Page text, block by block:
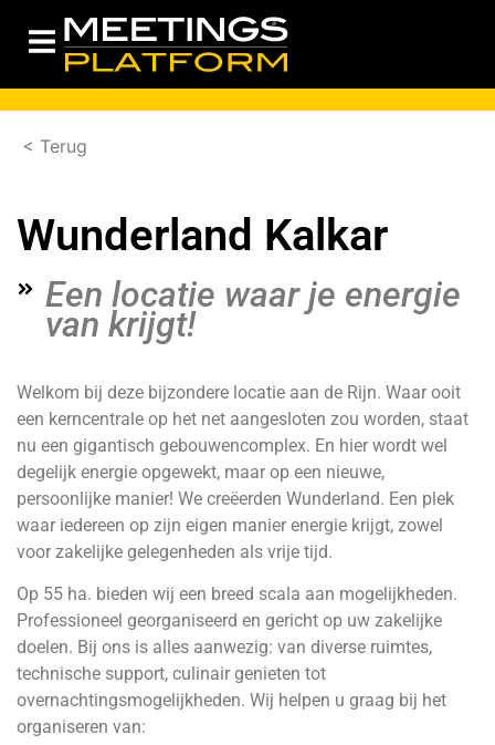
< Terug
Wunderland Kalkar
Een locatie waar je energie
van krijgt!
Welkom bij deze bijzondere locatie aan de Rijn. Waar ooit
een kerncentrale op het net aangesloten zou worden, staat
nu een gigantisch gebouwencomplex. En hier wordt wel
degelijk energie opgewekt, maar op een nieuwe,
persoonlijke manier! We creëerden Wunderland. Een plek
waar iedereen op zijn eigen manier energie krijgt, zowel
voor zakelijke gelegenheden als vrije tijd.
Op 55 ha. bieden wij een breed scala aan mogelijkheden.
Professioneel georganiseerd en gericht op uw zakelijke
doelen. Bij ons is alles aanwezig: van diverse ruimtes,
technische support, culinair genieten tot
overnachtingsmogelijkheden. Wij helpen u graag bij het
organiseren van: